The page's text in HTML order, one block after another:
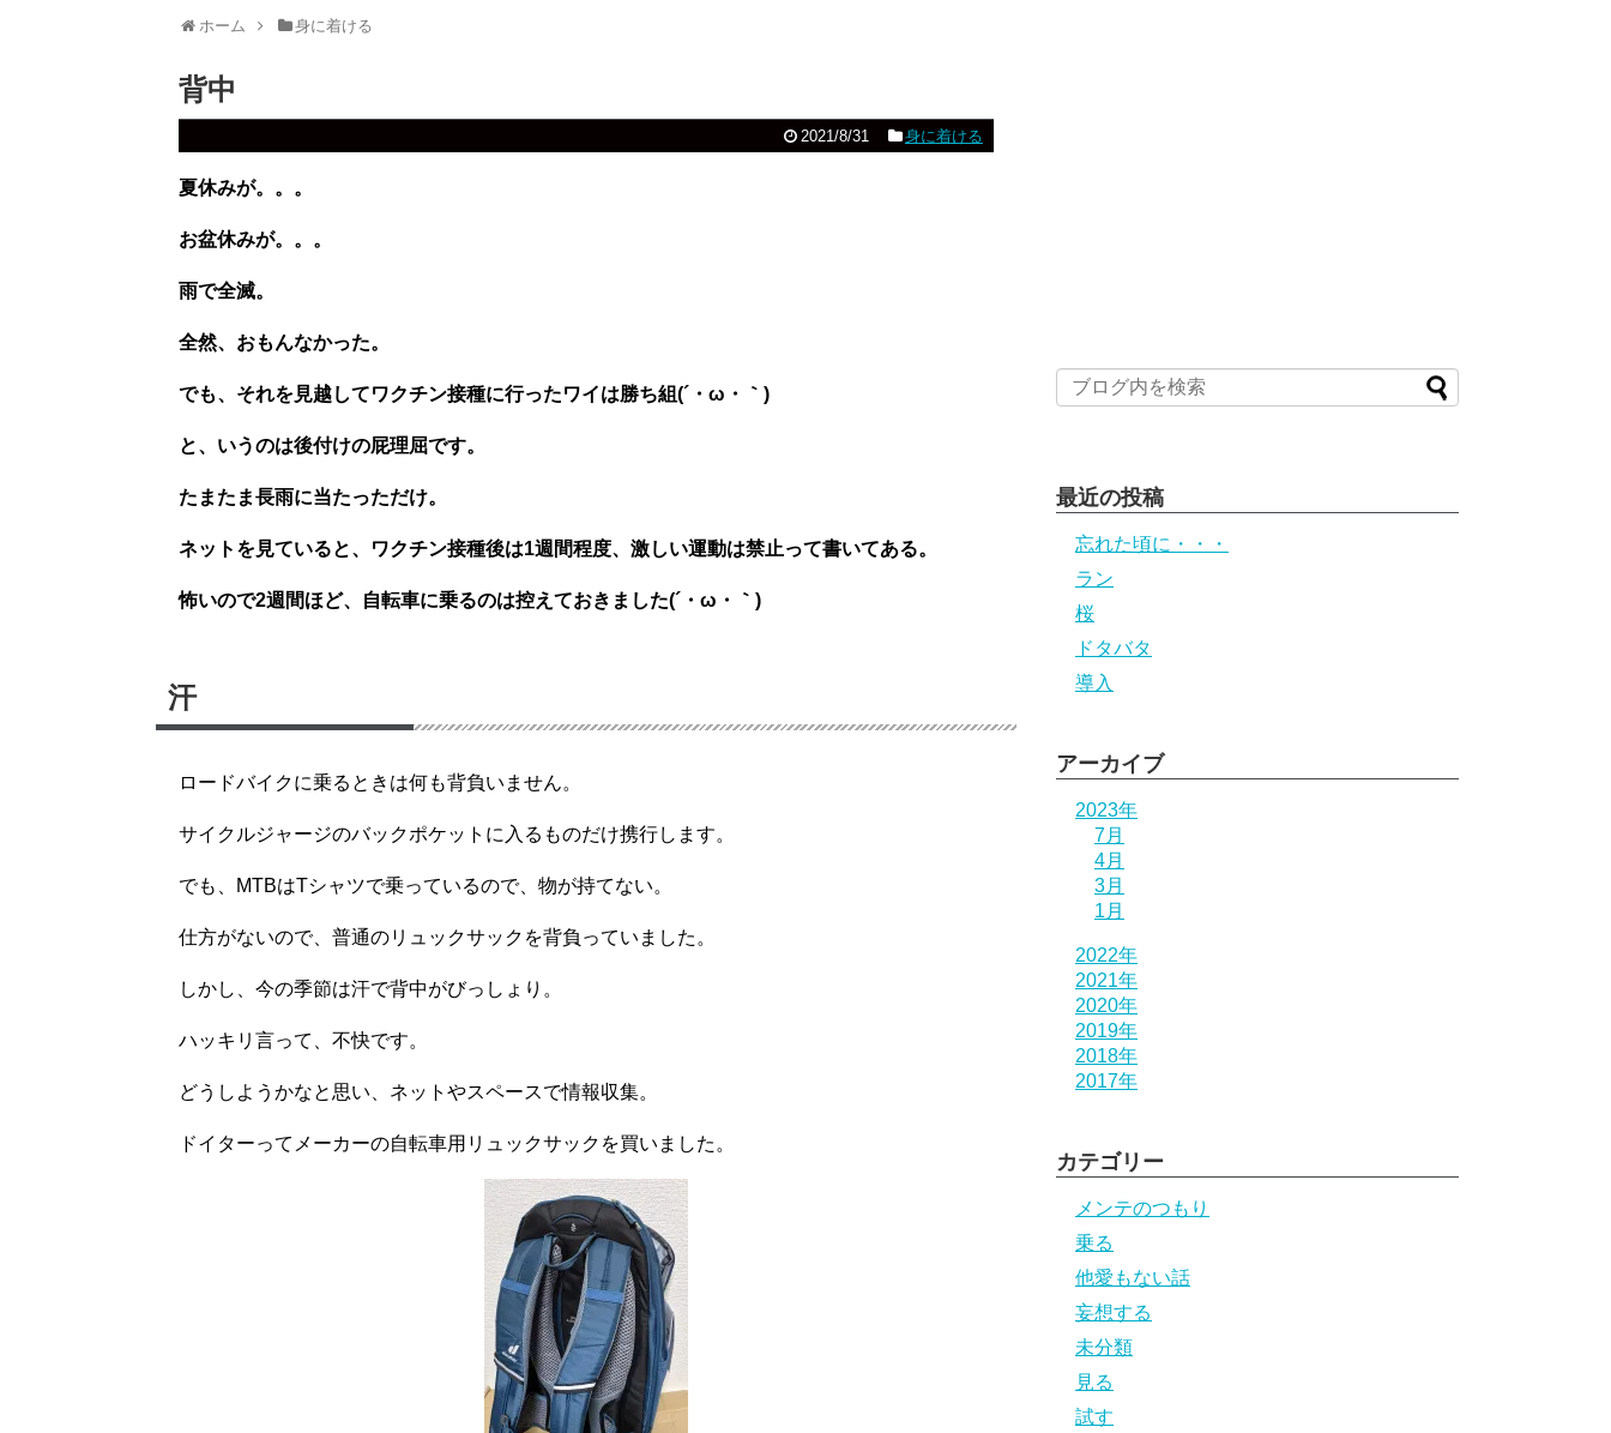
ホーム 身に着ける
背中
2021/8/31 身に着ける
夏休みが。。。
お盆休みが。。。
雨で全滅。
全然、おもんなかった。
でも、それを見越してワクチン接種に行ったワイは勝ち組(´・ω・｀)
と、いうのは後付けの屁理屈です。
たまたま長雨に当たっただけ。
ネットを見ていると、ワクチン接種後は1週間程度、激しい運動は禁止って書いてある。
怖いので2週間ほど、自転車に乗るのは控えておきました(´・ω・｀)
汗
ロードバイクに乗るときは何も背負いません。
サイクルジャージのバックポケットに入るものだけ携行します。
でも、MTBはTシャツで乗っているので、物が持てない。
仕方がないので、普通のリュックサックを背負っていました。
しかし、今の季節は汗で背中がびっしょり。
ハッキリ言って、不快です。
どうしようかなと思い、ネットやスペースで情報収集。
ドイターってメーカーの自転車用リュックサックを買いました。
最近の投稿
忘れた頃に・・・
ラン
桜
ドタバタ
導入
アーカイブ
2023年
7月
4月
3月
1月
2022年
2021年
2020年
2019年
2018年
2017年
カテゴリー
メンテのつもり
乗る
他愛もない話
妄想する
未分類
見る
試す